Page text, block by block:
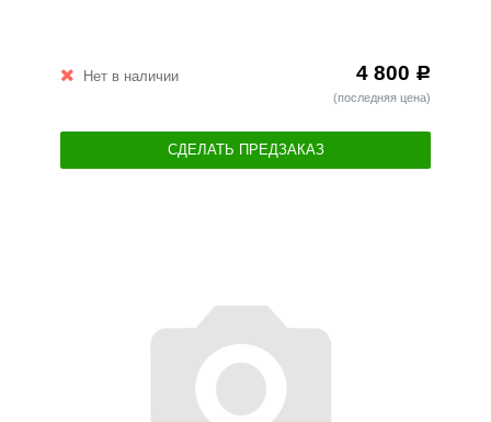
Нет в наличии 4 800 Р
(последняя цена)
СДЕЛАТЬ ПРЕДЗАКАЗ